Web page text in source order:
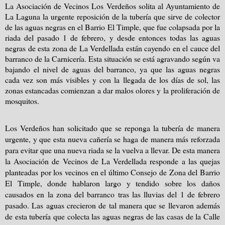
La Asociación de Vecinos Los Verdeños solita al Ayuntamiento de
La Laguna la urgente reposición de la tubería que sirve de colector
de las aguas negras en el Barrio El Timple, que fue colapsada por la
riada del pasado 1 de febrero, y desde entonces todas las aguas
negras de esta zona de La Verdellada están cayendo en el cauce del
barranco de la Carnicería. Esta situación se está agravando según va
bajando el nivel de aguas del barranco, ya que las aguas negras
cada vez son más visibles y con la llegada de los días de sol, las
zonas estancadas comienzan a dar malos olores y la proliferación de
mosquitos.
Los Verdeños han solicitado que se reponga la tubería de manera
urgente, y que esta nueva cañería se haga de manera más reforzada
para evitar que una nueva riada se la vuelva a llevar. De esta manera
la Asociación de Vecinos de La Verdellada responde a las quejas
planteadas por los vecinos en el último Consejo de Zona del Barrio
El Timple, donde hablaron largo y tendido sobre los daños
causados en la zona del barranco tras las lluvias del 1 de febrero
pasado. Las aguas crecieron de tal manera que se llevaron además
de esta tubería que colecta las aguas negras de las casas de la Calle